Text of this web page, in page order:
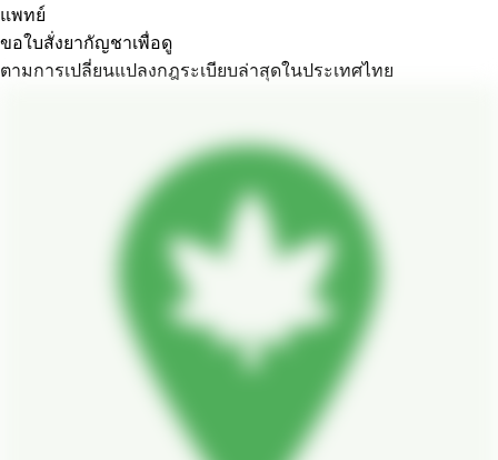
แพทย์
ขอใบสั่งยากัญชาเพื่อดู
ตามการเปลี่ยนแปลงกฎระเบียบล่าสุดในประเทศไทย